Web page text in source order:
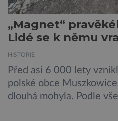
„Magnet“
Lidé se k němu
HISTORIE
Před asi 6 000 lety
polské obce
dlouhá mohyla. Podle